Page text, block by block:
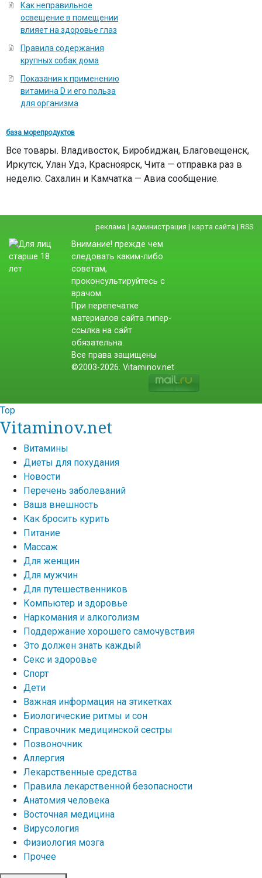
Как неправильное
освещение в помещении
влияет на здоровье глаз
Правила содержания
крупных собак дома
Показания к применению
витамина D и его польза
для организма
база морепродуктов
Все товары. Владивосток, Биробиджан, Благовещенск,
Иркутск, Улан Удэ, Красноярск, Чита — отправка раз в
неделю. Сахалин и Камчатка — Авиа сообщение.
реклама | администрация | карта сайта | RSS
Внимание! прежде чем
следовать каким-либо
советам,
проконсультируйтесь с
врачом.
При перепечатке
материалов сайта гипер-
ссылка на сайт
обязательна.
Все права защищены
©2003-2026. Vitaminov.net
Top
Vitaminov.net
Витамины
Диеты для похудания
Новости
Перечень заболеваний
Ваша внешность
Как бросить курить
Питание
Массаж
Для женщин
Для мужчин
Для путешественников
Компьютер и здоровье
Наркомания и алкоголизм
Поддержание хорошего самочувствия
Это должен знать каждый
Секс и здоровье
Спорт
Дети
Важная информация на этикетках
Биологические ритмы и сон
Справочник медицинской сестры
Позвоночник
Аллергия
Лекарственные средства
Правила лекарственной безопасности
Aнатомия человека
Восточная медицина
Вирусология
Физиология мозга
Прочее